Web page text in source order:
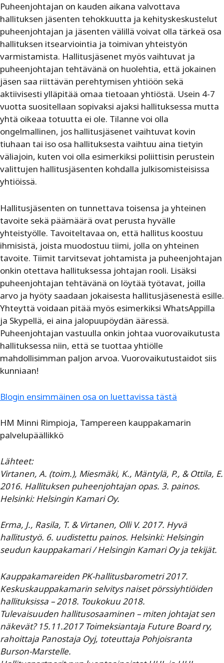
Puheenjohtajan on kauden aikana valvottava
hallituksen jäsenten tehokkuutta ja kehityskeskustelut
puheenjohtajan ja jäsenten välillä voivat olla tärkeä osa
hallituksen itsearviointia ja toimivan yhteistyön
varmistamista. Hallitusjäsenet myös vaihtuvat ja
puheenjohtajan tehtävänä on huolehtia, että jokainen
jäsen saa riittävän perehtymisen yhtiöön sekä
aktiivisesti ylläpitää omaa tietoaan yhtiöstä. Usein 4-7
vuotta suositellaan sopivaksi ajaksi hallituksessa mutta
yhtä oikeaa totuutta ei ole. Tilanne voi olla
ongelmallinen, jos hallitusjäsenet vaihtuvat kovin
tiuhaan tai iso osa hallituksesta vaihtuu aina tietyin
väliajoin, kuten voi olla esimerkiksi poliittisin perustein
valittujen hallitusjäsenten kohdalla julkisomisteisissa
yhtiöissä.
Hallitusjäsenten on tunnettava toisensa ja yhteinen
tavoite sekä päämäärä ovat perusta hyvälle
yhteistyölle. Tavoiteltavaa on, että hallitus koostuu
ihmisistä, joista muodostuu tiimi, jolla on yhteinen
tavoite. Tiimit tarvitsevat johtamista ja puheenjohtajan
onkin otettava hallituksessa johtajan rooli. Lisäksi
puheenjohtajan tehtävänä on löytää työtavat, joilla
arvo ja hyöty saadaan jokaisesta hallitusjäsenestä esille.
Yhteyttä voidaan pitää myös esimerkiksi WhatsAppilla
ja Skypellä, ei aina jalopuupöydän ääressä.
Puheenjohtajan vastuulla onkin johtaa vuorovaikutusta
hallituksessa niin, että se tuottaa yhtiölle
mahdollisimman paljon arvoa. Vuorovaikutustaidot siis
kunniaan!
Blogin ensimmäinen osa on luettavissa tästä
HM Minni Rimpioja, Tampereen kauppakamarin
palvelupäällikkö
Lähteet:
Virtanen, A. (toim.), Miesmäki, K., Mäntylä, P., & Ottila, E.
2016. Hallituksen puheenjohtajan opas. 3. painos.
Helsinki: Helsingin Kamari Oy.
Erma, J., Rasila, T. & Virtanen, Olli V. 2017. Hyvä
hallitustyö. 6. uudistettu painos. Helsinki: Helsingin
seudun kauppakamari / Helsingin Kamari Oy ja tekijät.
Kauppakamareiden PK-hallitusbarometri 2017.
Keskuskauppakamarin selvitys naiset pörssiyhtiöiden
hallituksissa – 2018. Toukokuu 2018.
Tulevaisuuden hallitusosaaminen – miten johtajat sen
näkevät? 15.11.2017 Toimeksiantaja Future Board ry,
rahoittaja Panostaja Oyj, toteuttaja Pohjoisranta
Burson-Marstelle.